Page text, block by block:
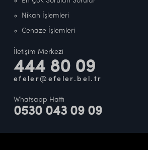
Nikah İşlemleri
Cenaze İşlemleri
İletişim Merkezi
444 80 09
efeler@efeler.bel.tr
Whatsapp Hattı
0530 043 09 09